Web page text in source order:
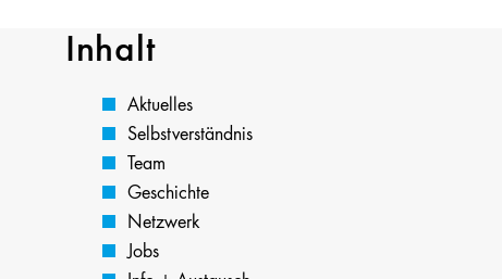
Inhalt
Aktuelles
Selbstverständnis
Team
Geschichte
Netzwerk
Jobs